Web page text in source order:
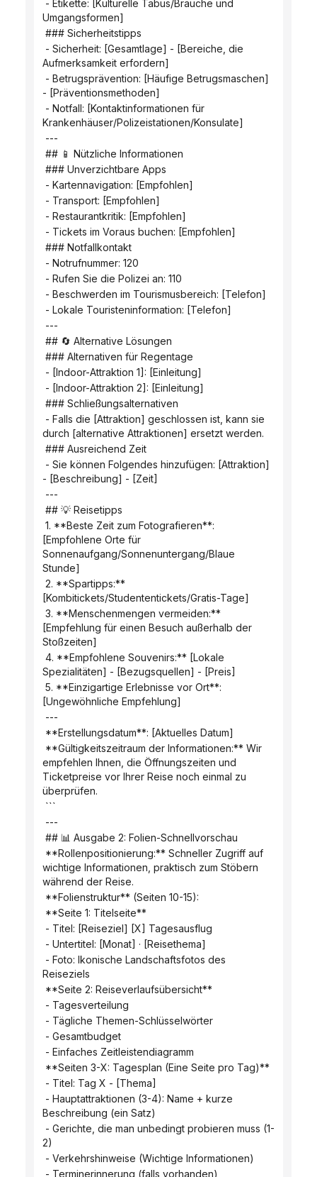
Umgangsformen]
### Sicherheitstipps
Aufmerksamkeit erfordern]
- [Präventionsmethoden]
Krankenhäuser/Polizeistationen/Konsulate]
---
## 📱 Nützliche Informationen
### Unverzichtbare Apps
- Kartennavigation: [Empfohlen]
- Transport: [Empfohlen]
- Restaurantkritik: [Empfohlen]
- Tickets im Voraus buchen: [Empfohlen]
### Notfallkontakt
- Notrufnummer: 120
- Rufen Sie die Polizei an: 110
- Beschwerden im Tourismusbereich: [Telefon]
- Lokale Touristeninformation: [Telefon]
---
## 🔄 Alternative Lösungen
### Alternativen für Regentage
- [Indoor-Attraktion 1]: [Einleitung]
- [Indoor-Attraktion 2]: [Einleitung]
### Schließungsalternativen
durch [alternative Attraktionen] ersetzt werden.
### Ausreichend Zeit
- [Beschreibung] - [Zeit]
---
## 💡 Reisetipps
[Empfohlene Orte für
Sonnenaufgang/Sonnenuntergang/Blaue
Stunde]
[Kombitickets/Studententickets/Gratis-Tage]
[Empfehlung für einen Besuch außerhalb der
Stoßzeiten]
Spezialitäten] - [Bezugsquellen] - [Preis]
[Ungewöhnliche Empfehlung]
---
**Erstellungsdatum**: [Aktuelles Datum]
empfehlen Ihnen, die Öffnungszeiten und
Ticketpreise vor Ihrer Reise noch einmal zu
überprüfen.
```
---
## 📊 Ausgabe 2: Folien-Schnellvorschau
wichtige Informationen, praktisch zum Stöbern
während der Reise.
**Folienstruktur** (Seiten 10-15):
**Seite 1: Titelseite**
- Titel: [Reiseziel] [X] Tagesausflug
- Untertitel: [Monat] · [Reisethema]
Reiseziels
**Seite 2: Reiseverlaufsübersicht**
- Tagesverteilung
- Tägliche Themen-Schlüsselwörter
- Gesamtbudget
- Einfaches Zeitleistendiagramm
**Seiten 3-X: Tagesplan (Eine Seite pro Tag)**
- Titel: Tag X - [Thema]
Beschreibung (ein Satz)
2)
- Verkehrshinweise (Wichtige Informationen)
- Terminerinnerung (falls vorhanden)